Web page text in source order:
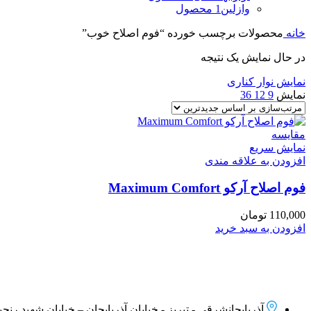
وازلین 1 محصول
خانه محصولات برچسب خورده “فوم اصلاح خوب”
در حال نمایش یک نتیجه
نمایش نوار کناری
نمایش 9
12
36
مقايسه
نمایش سریع
افزودن به علاقه مندی
فوم اصلاح آرکو Maximum Comfort
110,000 تومان
افزودن به سبد خرید